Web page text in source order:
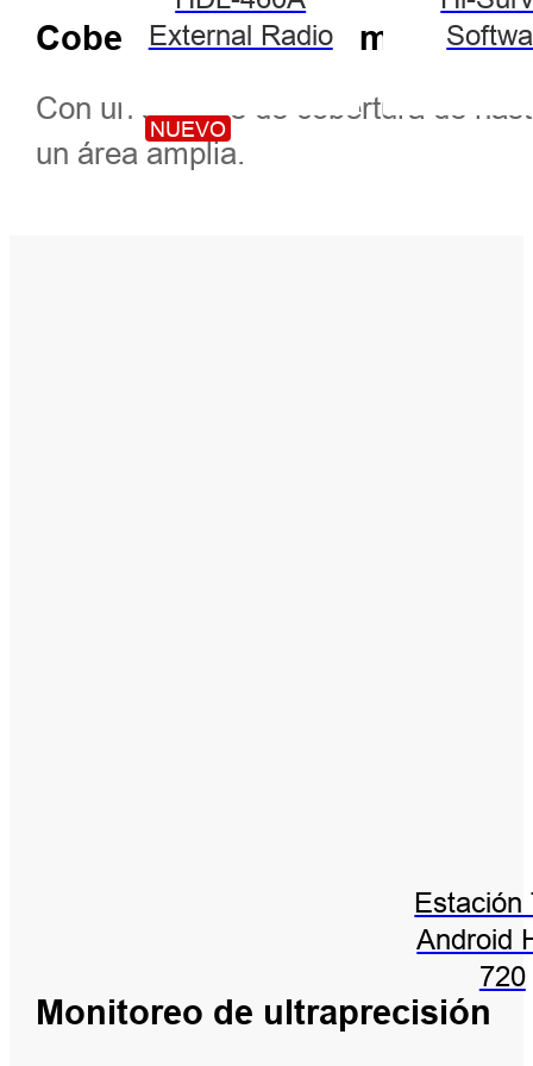
External Radio
NUEVO
Estación
Android
720
Cobertura de área amplia
Con un alcance de cobertura de
un área amplia.
Monitoreo de ultraprecisión